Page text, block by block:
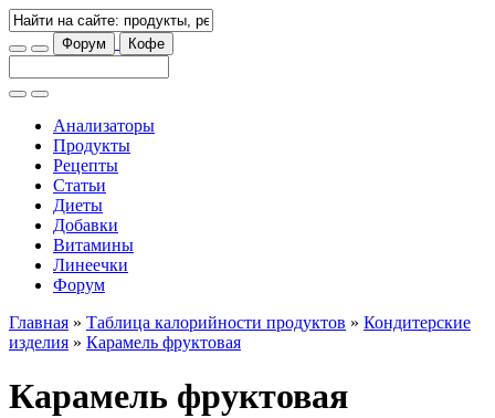
Форум Кофе
Анализаторы
Продукты
Рецепты
Статьи
Диеты
Добавки
Витамины
Линеечки
Форум
Главная » Таблица калорийности продуктов » Кондитерские
изделия » Карамель фруктовая
Карамель фруктовая